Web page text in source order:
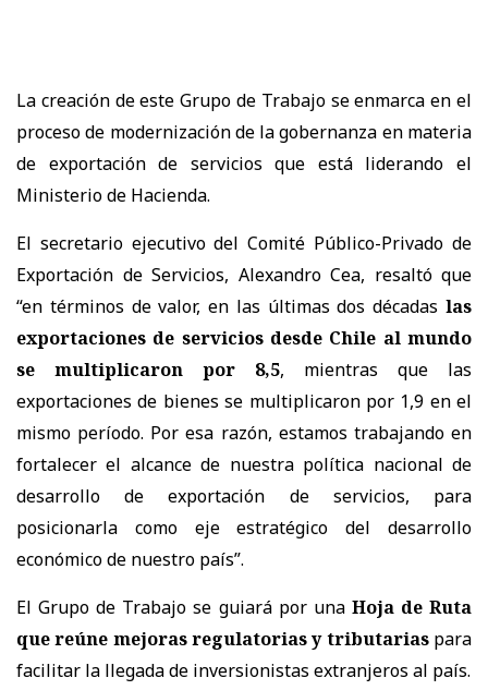
La creación de este Grupo de Trabajo se enmarca en el
proceso de modernización de la gobernanza en materia
de exportación de servicios que está liderando el
Ministerio de Hacienda.
El secretario ejecutivo del Comité Público-Privado de
Exportación de Servicios, Alexandro Cea, resaltó que
“en términos de valor, en las últimas dos décadas las
exportaciones de servicios desde Chile al mundo
se multiplicaron por 8,5, mientras que las
exportaciones de bienes se multiplicaron por 1,9 en el
mismo período. Por esa razón, estamos trabajando en
fortalecer el alcance de nuestra política nacional de
desarrollo de exportación de servicios, para
posicionarla como eje estratégico del desarrollo
económico de nuestro país”.
El Grupo de Trabajo se guiará por una Hoja de Ruta
que reúne mejoras regulatorias y tributariaspara
facilitar la llegada de inversionistas extranjeros al país.